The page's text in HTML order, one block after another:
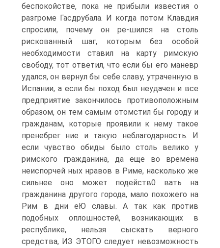
беспокойстве, пока не прибыли известия о
разгроме Гасдрубала. И когда потом Клавдия
спросили, почему он ре-шился на столь
рискованный шаг, которым без особой
необходимости ставил на карту римскую
свободу, тот ответил, что если бы его маневр
удался, он вернул бы себе славу, утраченную в
Испании, а если бы поход был неудачен и все
предприятие закончилось противоположным
образом, он тем самым отомстил бы городу и
гражданам, которые проявили к нему такое
пренебрег ние и такую неблагодарность. И
если чувство обиды было столь велико у
римского гражданина, да еще во времена
неиспорчей ных нравов в Риме, насколько же
сильнее оно может подейств0 вать на
гражданина другого города, мало похожего на
Рим в дни еЮ славы. А так как против
подобных оплошностей, возникающих в
республике, нельзя сыскать верного
средства, ИЗ ЭТОГО следует невозможность